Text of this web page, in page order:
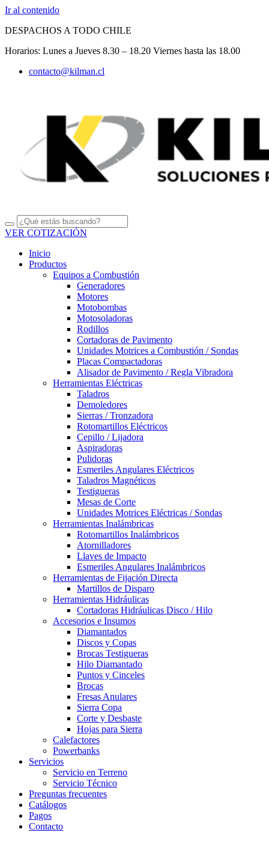
Ir al contenido
DESPACHOS A TODO CHILE
Horarios: Lunes a Jueves 8.30 – 18.20 Viernes hasta las 18.00
contacto@kilman.cl
VER COTIZACIÓN
Inicio
Productos
Equipos a Combustión
Generadores
Motores
Motobombas
Motosoladoras
Rodillos
Cortadoras de Pavimento
Unidades Motrices a Combustión / Sondas
Placas Compactadoras
Alisador de Pavimento / Regla Vibradora
Herramientas Eléctricas
Taladros
Demoledores
Sierras / Tronzadora
Rotomartillos Eléctricos
Cepillo / Lijadora
Aspiradoras
Pulidoras
Esmeriles Angulares Eléctricos
Taladros Magnéticos
Testigueras
Mesas de Corte
Unidades Motrices Eléctricas / Sondas
Herramientas Inalámbricas
Rotomartillos Inalámbricos
Atornilladores
Llaves de Impacto
Esmeriles Angulares Inalámbricos
Herramientas de Fijación Directa
Martillos de Disparo
Herramientas Hidráulicas
Cortadoras Hidráulicas Disco / Hilo
Accesorios e Insumos
Diamantados
Discos y Copas
Brocas Testigueras
Hilo Diamantado
Puntos y Cinceles
Brocas
Fresas Anulares
Sierra Copa
Corte y Desbaste
Hojas para Sierra
Calefactores
Powerbanks
Servicios
Servicio en Terreno
Servicio Técnico
Preguntas frecuentes
Catálogos
Pagos
Contacto